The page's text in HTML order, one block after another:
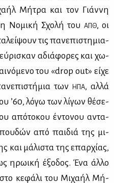
Μή­τρα και τον Γιάν­νη
Νο­μι­κή Σχο­λή του ΑΠΘ, οι
τις πα­νε­πι­στη­μια­
αδιά­φο­ρες και χω­
του «drop out» εί­χε
τωνΗΠΑ, αλ­λά
’60, λό­γω των λί­γων θέ­σε­
από­το­κου έντο­νου αντα­
από παι­διά της μι­
και μά­λι­στα της επαρ­χί­ας,
ηρω­ι­κή έξο­δος. Ένα άλ­λο
κε­φά­λι του Μι­χα­ήλ Μή­